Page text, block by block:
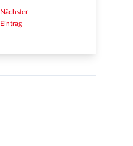
Nächster
Eintrag